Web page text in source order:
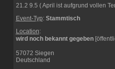
21.2 9.5 ( April ist aufgrund vollen
Event-Typ: Stammtisch
Location:
wird noch bekannt gegeben
57072 Siegen
Deutschland